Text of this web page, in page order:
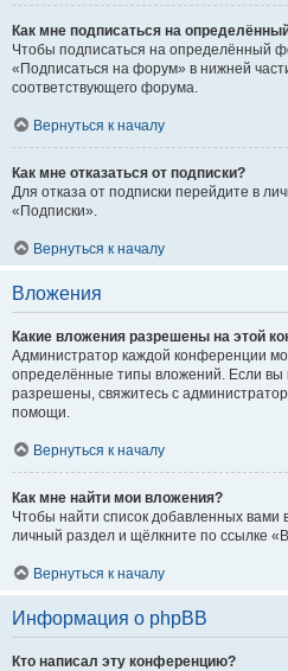
Как мне подписаться на
Чтобы подписаться на определённый
«Подписаться на форум» в нижней
соответствующего форума.
Вернуться к началу
Как мне отказаться от подписки?
Для отказа от подписки перейдите в
«Подписки».
Вернуться к началу
Вложения
Какие вложения разрешены на этой
Администратор каждой конференции
определённые типы вложений. Если вы
разрешены, свяжитесь с
помощи.
Вернуться к началу
Как мне найти мои вложения?
Чтобы найти список добавленных вами
личный раздел и щёлкните по ссылке
Вернуться к началу
Информация о phpBB
Кто написал эту конференцию?